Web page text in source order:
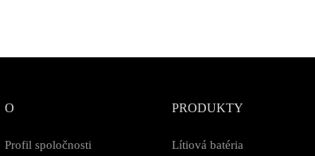
O
Profil spoločnosti
PRODUKTY
Lítiová batéria